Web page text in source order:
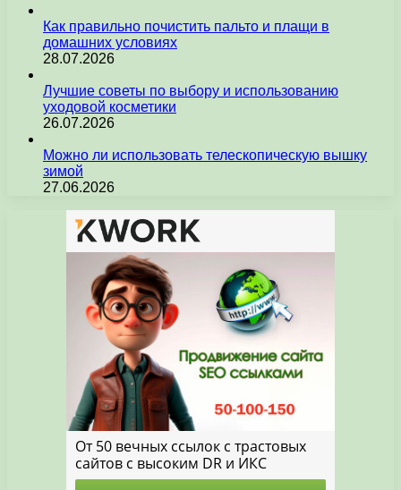
Как правильно почистить пальто и плащи в
домашних условиях
28.07.2026
Лучшие советы по выбору и использованию
уходовой косметики
26.07.2026
Можно ли использовать телескопическую вышку
зимой
27.06.2026